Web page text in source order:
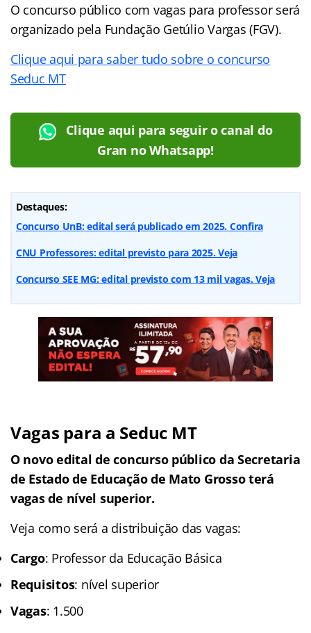
O concurso público com vagas para professor será
organizado pela Fundação Getúlio Vargas (FGV).
Clique aqui para saber tudo sobre o concurso
Seduc MT
Clique aqui para seguir o canal do
Gran no Whatsapp!
Destaques:
Concurso UnB: edital será publicado em 2025. Confira
CNU Professores: edital previsto para 2025. Veja
Concurso SEE MG: edital previsto com 13 mil vagas. Veja
Vagas para a Seduc MT
O novo edital de concurso público da Secretaria
de Estado de Educação de Mato Grosso terá
vagas de nível superior.
Veja como será a distribuição das vagas:
Cargo: Professor da Educação Básica
Requisitos: nível superior
Vagas: 1.500